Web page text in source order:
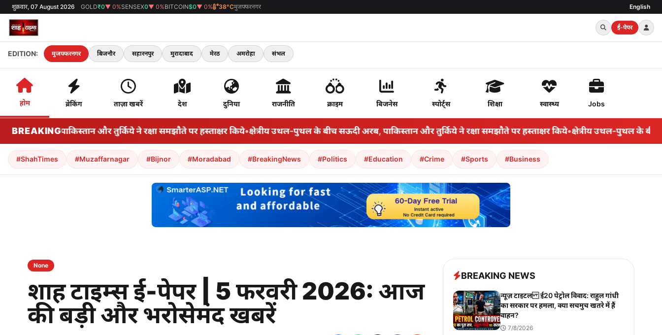
शुक्रवार, 07 August 2026 GOLD₹0▼ 0%SENSEX0▼ 0%BITCOIN$0▼ 0% 38°Cमुजफ्फरनगर English
ई-पेपर
EDITION: मुजफ्फरनगर बिजनौर सहारनपुर मुरादाबाद मेरठ अमरोहा संभल
होम ब्रेकिंग ताज़ा खबरें देश दुनिया राजनीति क्राइम बिजनेस स्पोर्ट्स शिक्षा स्वास्थ्य Jobs
BREAKING
अरब, पाकिस्तान और तुर्किये ने रक्षा समझौते पर हस्ताक्षर किये•क्षेत्रीय उथल-पुथल के बीच सऊदी अरब, पाकिस्तान और तुर्किये ने रक्षा समझौते पर हस्ताक्षर किये•क्षेत्रीय उथल-पुथल के बीच
#ShahTimes #Muzaffarnagar #Bijnor #Moradabad #BreakingNews #Politics #Education #Crime #Sports #Business
None
शाह टाइम्स ई-पेपर | 5 फरवरी 2026: आज
की बड़ी और भरोसेमंद खबरें
BREAKING NEWS
न्यूज़ टाइटल ई20 पेट्रोल विवाद: राहुल गांधी
का सरकार पर हमला, क्या सचमुच खतरे में हैं
वाहन?
7/8/2026